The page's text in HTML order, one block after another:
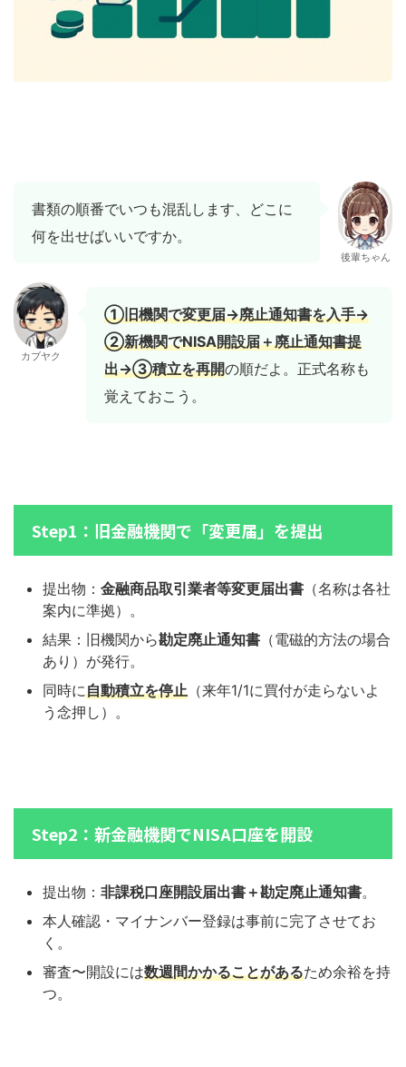
書類の順番でいつも混乱します、どこに
何を出せばいいですか。
後輩ちゃん
カブヤク
①旧機関で変更届→廃止通知書を入手→
②新機関でNISA開設届＋廃止通知書提
出→③積立を再開の順だよ。正式名称も
覚えておこう。
Step1：旧金融機関で「変更届」を提出
提出物： 金融商品取引業者等変更届出書 （名称は各社
案内に準拠）。
結果：旧機関から勘定廃止通知書 （電磁的方法の場合
あり）が発行。
同時に自動積立を停止 （来年1/1に買付が走らないよ
う念押し）。
Step2：新金融機関でNISA口座を開設
提出物： 非課税口座開設届出書＋勘定廃止通知書。
本人確認・マイナンバー登録は事前に完了させてお
く。
審査〜開設には数週間かかることがあるため余裕を持
つ。